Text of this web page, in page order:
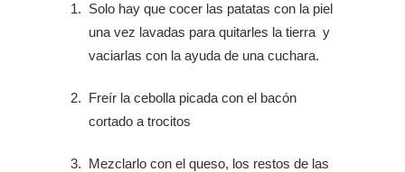
Solo hay que cocer las patatas con la piel
una vez lavadas para quitarles la tierra y
vaciarlas con la ayuda de una cuchara.
Freír la cebolla picada con el bacón
cortado a trocitos
Mezclarlo con el queso, los restos de las